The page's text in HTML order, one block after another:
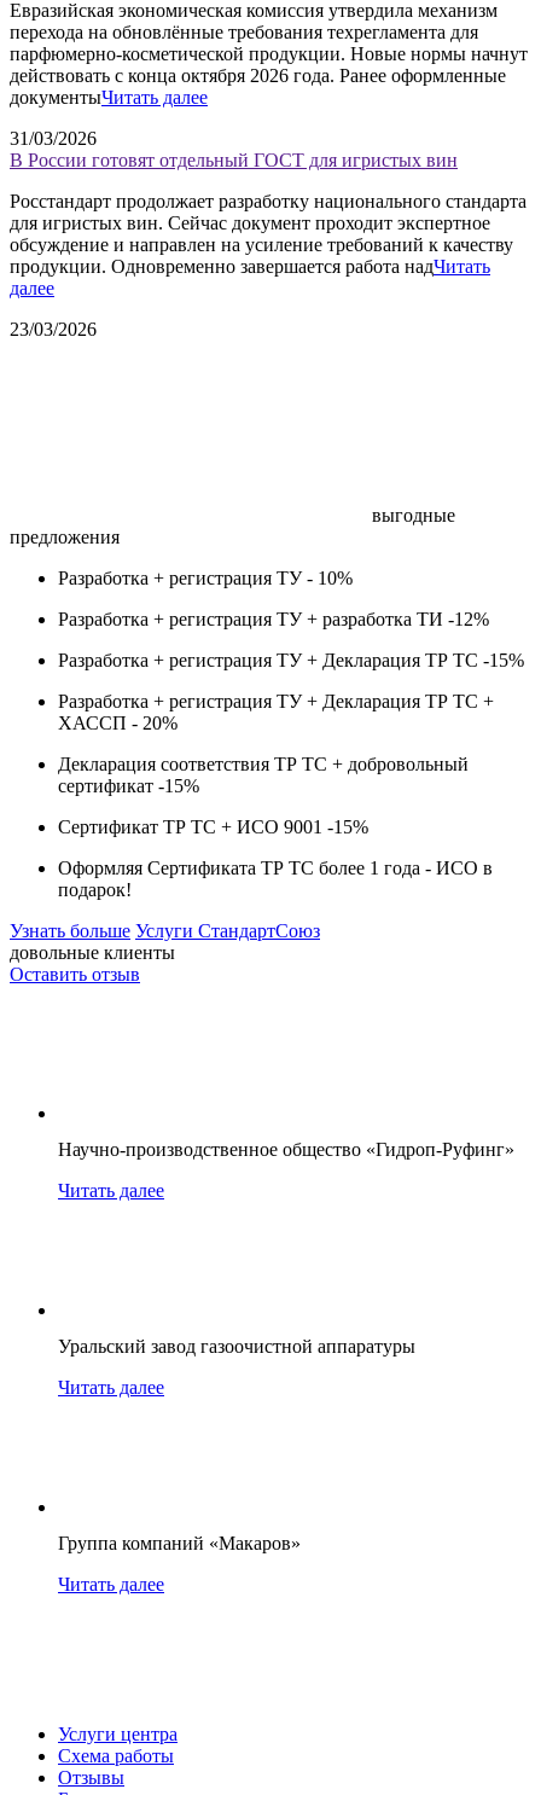
Евразийская экономическая комиссия утвердила механизм
перехода на обновлённые требования техрегламента для
парфюмерно-косметической продукции. Новые нормы начнут
действовать с конца октября 2026 года. Ранее оформленные
документыЧитать далее
31/03/2026
В России готовят отдельный ГОСТ для игристых вин
Росстандарт продолжает разработку национального стандарта
для игристых вин. Сейчас документ проходит экспертное
обсуждение и направлен на усиление требований к качеству
продукции. Одновременно завершается работа надЧитать
далее
23/03/2026
выгодные
предложения
Разработка + регистрация ТУ - 10%
Разработка + регистрация ТУ + разработка ТИ -12%
Разработка + регистрация ТУ + Декларация ТР ТС -15%
Разработка + регистрация ТУ + Декларация ТР ТС +
ХАССП - 20%
Декларация соответствия ТР ТС + добровольный
сертификат -15%
Сертификат ТР ТС + ИСО 9001 -15%
Оформляя Сертификата ТР ТС более 1 года - ИСО в
подарок!
Узнать больше Услуги СтандартСоюз
довольные клиенты
Оставить отзыв
Научно-производственное общество «Гидроп-Руфинг»
Читать далее
Уральский завод газоочистной аппаратуры
Читать далее
Группа компаний «Макаров»
Читать далее
Услуги центра
Схема работы
Отзывы